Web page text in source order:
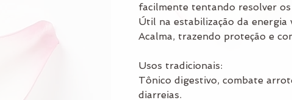
facilmente tentando resolver
Útil na estabilização da energia
Acalma, trazendo proteção e
Usos tradicionais:
Tônico digestivo, combate
diarreias.